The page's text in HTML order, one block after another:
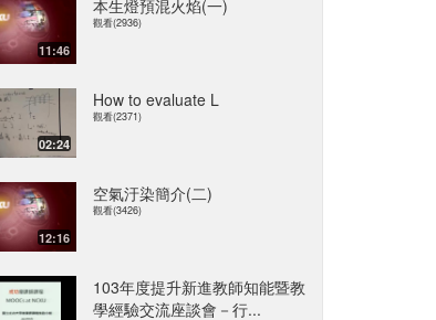
11:46
本生燈預混火焰(一)
觀看(2936)
02:24
How to evaluate L
觀看(2371)
12:16
空氣汙染簡介(二)
觀看(3426)
103年度提升新進教師知能暨教
學經驗交流座談會－行...